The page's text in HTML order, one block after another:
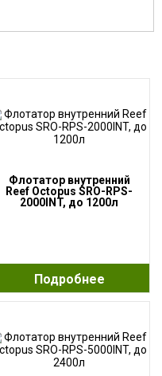
Флотатор внутренний
Reef Octopus SRO-RPS-
2000INT, до 1200л
Подробнее